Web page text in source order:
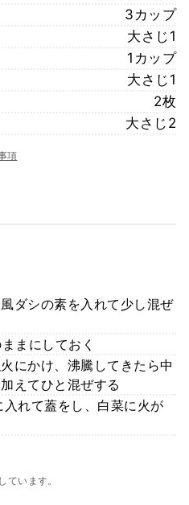
3カップ
大さじ1
1カップ
大さじ1
2枚
大さじ2
項
ダシの素を入れて少し混ぜ
まにしておく
にかけ、沸騰してきたら中
えてひと混ぜする
れて蓋をし、白菜に火が
ています。